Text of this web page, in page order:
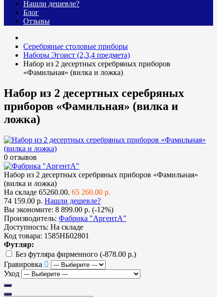
Нашли дешевле?
Блог
Отзывы
Cеребряные столовые приборы
Наборы Эгоист (2,3,4 предмета)
Набор из 2 десертных серебряных приборов
«Фамильная» (вилка и ложка)
Набор из 2 десертных серебряных
приборов «Фамильная» (вилка и
ложка)
0 отзывов
Набор из 2 десертных серебряных приборов «Фамильная»
(вилка и ложка)
На складе 65260.00. 65 260.00 р.
74 159.00 р. Нашли дешевле?
Вы экономите: 8 899.00 р. (-12%)
Производитель: Фабрика "АргентА"
Доступность: На складе
Код товара: 1585НБ02801
Футляр:
Без футляра фирменного (-878.00 р.)
Гравировка
Уход